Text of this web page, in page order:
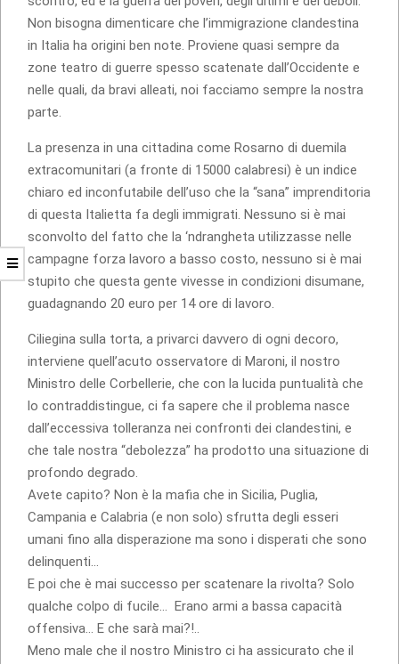
Non bisogna dimenticare che l’immigrazione clandestina
in Italia ha origini ben note. Proviene quasi sempre da
zone teatro di guerre spesso scatenate dall’Occidente e
nelle quali, da bravi alleati, noi facciamo sempre la nostra
parte.
La presenza in una cittadina come Rosarno di duemila
extracomunitari (a fronte di 15000 calabresi) è un indice
chiaro ed inconfutabile dell’uso che la “sana” imprenditoria
di questa Italietta fa degli immigrati. Nessuno si è mai
sconvolto del fatto che la ‘ndrangheta utilizzasse nelle
campagne forza lavoro a basso costo, nessuno si è mai
stupito che questa gente vivesse in condizioni disumane,
guadagnando 20 euro per 14 ore di lavoro.
Ciliegina sulla torta, a privarci davvero di ogni decoro,
interviene quell’acuto osservatore di Maroni, il nostro
Ministro delle Corbellerie, che con la lucida puntualità che
lo contraddistingue, ci fa sapere che il problema nasce
dall’eccessiva tolleranza nei confronti dei clandestini, e
che tale nostra “debolezza” ha prodotto una situazione di
profondo degrado.
Avete capito? Non è la mafia che in Sicilia, Puglia,
Campania e Calabria (e non solo) sfrutta degli esseri
umani fino alla disperazione ma sono i disperati che sono
delinquenti…
E poi che è mai successo per scatenare la rivolta? Solo
qualche colpo di fucile… Erano armi a bassa capacità
offensiva… E che sarà mai?!..
Meno male che il nostro Ministro ci ha assicurato che il